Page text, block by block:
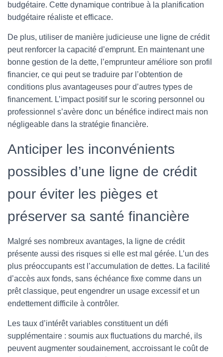
budgétaire. Cette dynamique contribue à la planification
budgétaire réaliste et efficace.
De plus, utiliser de manière judicieuse une ligne de crédit
peut renforcer la capacité d’emprunt. En maintenant une
bonne gestion de la dette, l’emprunteur améliore son profil
financier, ce qui peut se traduire par l’obtention de
conditions plus avantageuses pour d’autres types de
financement. L’impact positif sur le scoring personnel ou
professionnel s’avère donc un bénéfice indirect mais non
négligeable dans la stratégie financière.
Anticiper les inconvénients
possibles d’une ligne de crédit
pour éviter les pièges et
préserver sa santé financière
Malgré ses nombreux avantages, la ligne de crédit
présente aussi des risques si elle est mal gérée. L’un des
plus préoccupants est l’accumulation de dettes. La facilité
d’accès aux fonds, sans échéance fixe comme dans un
prêt classique, peut engendrer un usage excessif et un
endettement difficile à contrôler.
Les taux d’intérêt variables constituent un défi
supplémentaire : soumis aux fluctuations du marché, ils
peuvent augmenter soudainement, accroissant le coût de